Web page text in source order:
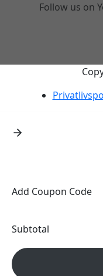
Follow us on
Add Coupon Code
Subtotal